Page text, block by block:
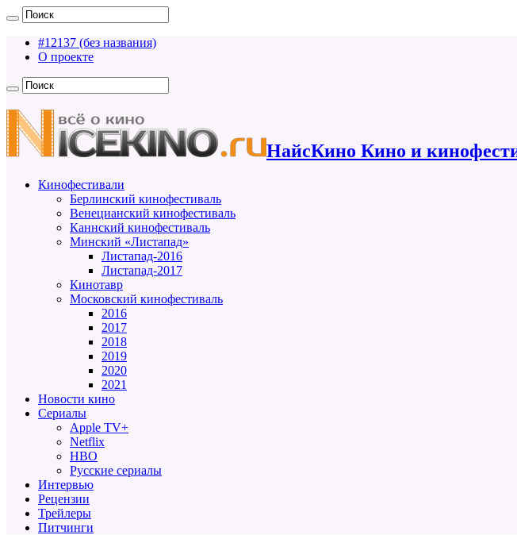
#12137 (без названия)
О проекте
НайсКино Кино и
Кинофестивали
Берлинский кинофестиваль
Венецианский кинофестиваль
Каннский кинофестиваль
Минский «Листапад»
Листапад-2016
Листапад-2017
Кинотавр
Московский кинофестиваль
2016
2017
2018
2019
2020
2021
Новости кино
Сериалы
Apple TV+
Netflix
HBO
Русские сериалы
Интервью
Рецензии
Трейлеры
Питчинги